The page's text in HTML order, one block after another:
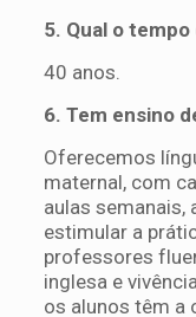
5. Qual o
40 anos.
6. Tem ensino
Oferecemos
maternal, com
aulas semanais,
estimular a
professores
inglesa e
os alunos têm a